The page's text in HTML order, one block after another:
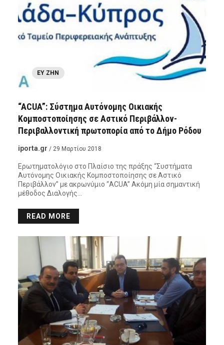
ΕΥ ΖΗΝ
“ACUA”: Σύστημα Αυτόνομης Οικιακής
Κομποστοποίησης σε Αστικό Περιβάλλον-
Περιβαλλοντική πρωτοπορία από το Δήμο Ρόδου
iporta.gr / 29 Μαρτίου 2018
Ερωτηματολόγιο στο Πλαίσιο της πράξης “Συστήματα
Αυτόνομης Οικιακής Κομποστοποίησης σε Αστικό
Περιβάλλον” με ακρωνύμιο “ACUA” Ακόμη μία σημαντική
μέθοδος Διαλογής…
READ MORE